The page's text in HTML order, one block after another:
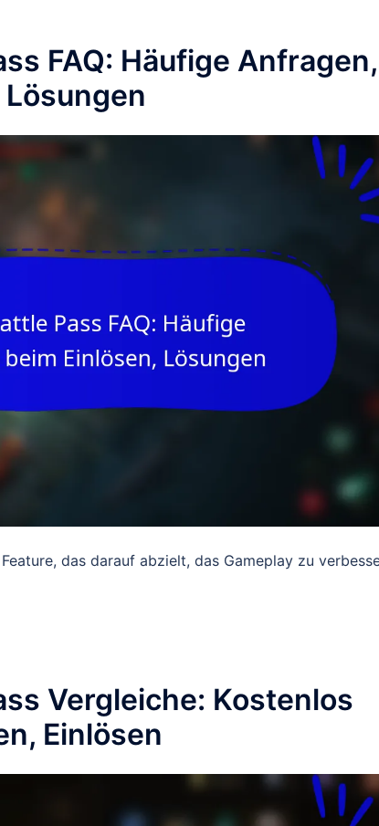
FAQ: Häufige Anfragen,
das darauf abzielt, das Gameplay zu
Vergleiche: Kostenlos
Einlösen